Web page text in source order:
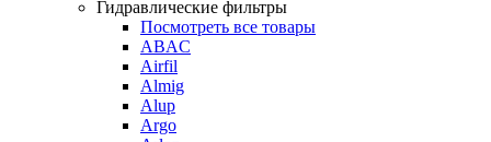
Гидравлические фильтры
Посмотреть все товары
ABAC
Airfil
Almig
Alup
Argo